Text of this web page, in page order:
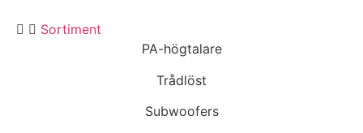
Sortiment
PA-högtalare
Trådlöst
Subwoofers